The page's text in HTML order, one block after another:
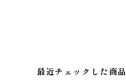
最近チェックした商品